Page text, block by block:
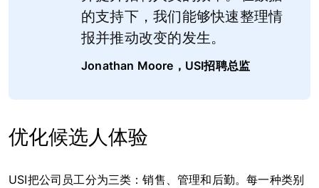
的支持下，我们能够快速整理情
报并推动改变的发生。
Jonathan Moore，USI招聘总监
优化候选人体验
USI把公司员工分为三类：销售、管理和后勤。每一种类别